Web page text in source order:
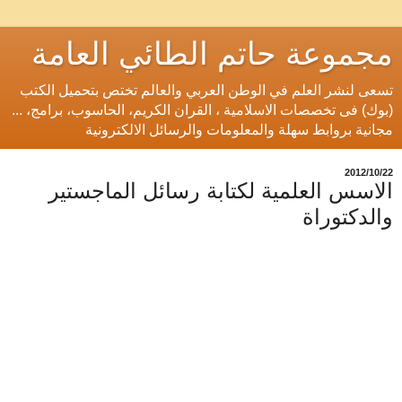
مجموعة حاتم الطائي العامة
تسعى لنشر العلم في الوطن العربي والعالم تختص بتحميل الكتب
(بوك) فى تخصصات الاسلامية ، القران الكريم، الحاسوب، برامج، ...
مجانية بروابط سهلة والمعلومات والرسائل الالكترونية
22‏/10‏/2012
الاسس العلمية لكتابة رسائل الماجستير
والدكتوراة